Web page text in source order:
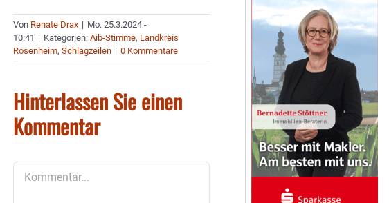
Von Renate Drax | Mo. 25.3.2024 -
10:41 | Kategorien:Aib-Stimme, Landkreis
Rosenheim,Schlagzeilen | 0 Kommentare
Hinterlassen Sie einen
Kommentar